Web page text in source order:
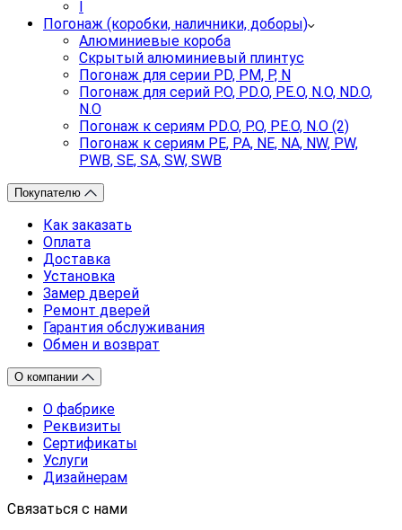
Погонаж (коробки, наличники, доборы)
Алюминиевые короба
Скрытый алюминиевый плинтус
Погонаж для серии PD, PM, P, N
Погонаж для серий P.O, PD.O, PE.O, N.O, ND.O,
N.O
Погонаж к сериям PD.O, P.O, PE.O, N.O (2)
Погонаж к сериям PE, PA, NE, NA, NW, PW,
PWB, SE, SA, SW, SWB
Покупателю
Как заказать
Оплата
Доставка
Установка
Замер дверей
Ремонт дверей
Гарантия обслуживания
Обмен и возврат
О компании
О фабрике
Реквизиты
Сертификаты
Услуги
Дизайнерам
Связаться с нами